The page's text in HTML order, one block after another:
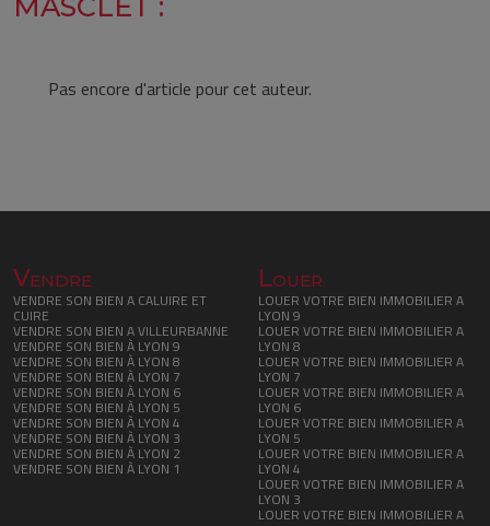
MASCLET :
Pas encore d'article pour cet auteur.
Vendre
VENDRE SON BIEN A CALUIRE ET
CUIRE
VENDRE SON BIEN A VILLEURBANNE
VENDRE SON BIEN À LYON 9
VENDRE SON BIEN À LYON 8
VENDRE SON BIEN À LYON 7
VENDRE SON BIEN À LYON 6
VENDRE SON BIEN À LYON 5
VENDRE SON BIEN À LYON 4
VENDRE SON BIEN À LYON 3
VENDRE SON BIEN À LYON 2
VENDRE SON BIEN À LYON 1
Louer
LOUER VOTRE BIEN IMMOBILIER A
LYON 9
LOUER VOTRE BIEN IMMOBILIER A
LYON 8
LOUER VOTRE BIEN IMMOBILIER A
LYON 7
LOUER VOTRE BIEN IMMOBILIER A
LYON 6
LOUER VOTRE BIEN IMMOBILIER A
LYON 5
LOUER VOTRE BIEN IMMOBILIER A
LYON 4
LOUER VOTRE BIEN IMMOBILIER A
LYON 3
LOUER VOTRE BIEN IMMOBILIER A